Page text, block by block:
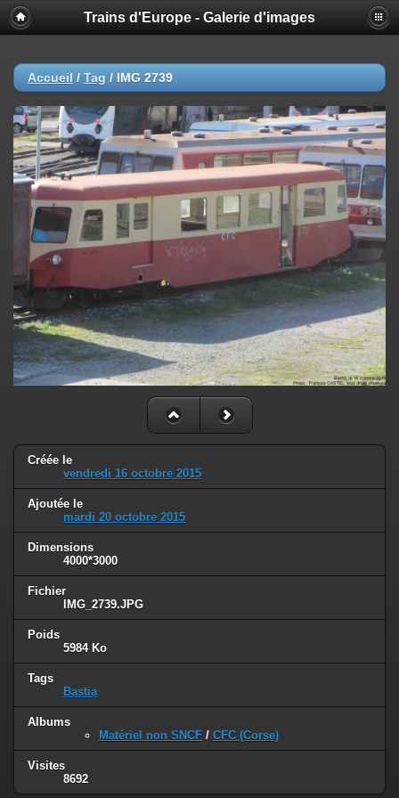
Trains d'Europe - Galerie d'images
Accueil / Tag / IMG 2739
Créée le
vendredi 16 octobre 2015
Ajoutée le
mardi 20 octobre 2015
Dimensions
4000*3000
Fichier
IMG_2739.JPG
Poids
5984 Ko
Tags
Bastia
Albums
Matériel non SNCF / CFC (Corse)
Visites
8692